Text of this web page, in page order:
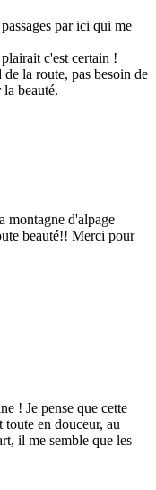
par ici qui me
c'est certain !
la route, pas besoin de
beauté.
montagne d'alpage
beauté!! Merci pour
! Je pense que cette
en douceur, au
il me semble que les